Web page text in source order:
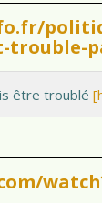
trouble-
être troublé